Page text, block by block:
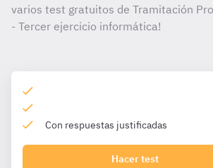
varios test gratuitos de Tramitación
- Tercer ejercicio informática!
Con respuestas justificadas
Hacer test